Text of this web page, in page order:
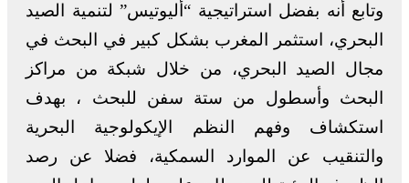
وتابع أنه بفضل استراتيجية “أليوتيس” لتنمية الصيد
البحري، استثمر المغرب بشكل كبير في البحث في
مجال الصيد البحري، من خلال شبكة من مراكز
البحث وأسطول من ستة سفن للبحث ، بهدف
استكشاف وفهم النظم الإيكولوجية البحرية
والتنقيب عن الموارد السمكية، فضلا عن رصد